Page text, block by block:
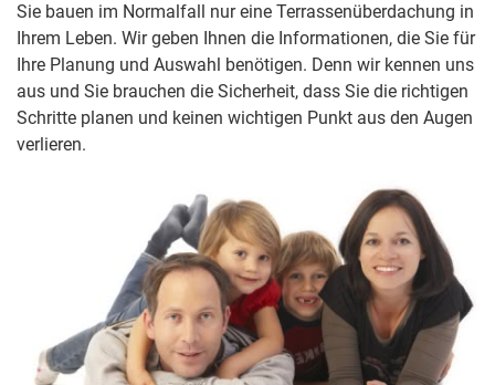
Sie bauen im Normalfall nur eine Terrassenüberdachung in
Ihrem Leben. Wir geben Ihnen die Informationen, die Sie für
Ihre Planung und Auswahl benötigen. Denn wir kennen uns
aus und Sie brauchen die Sicherheit, dass Sie die richtigen
Schritte planen und keinen wichtigen Punkt aus den Augen
verlieren.